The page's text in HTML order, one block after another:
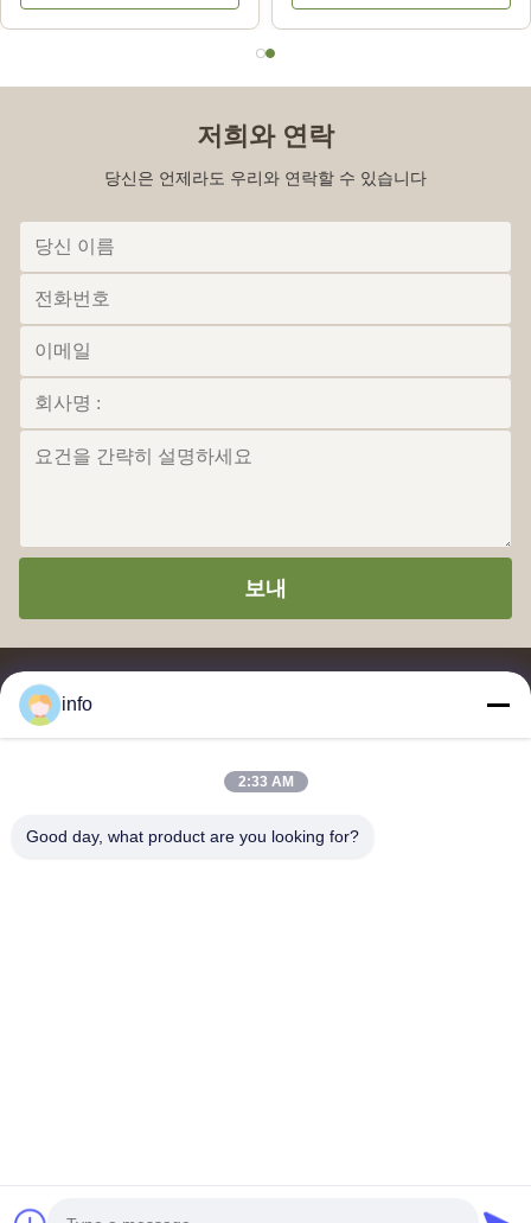
저희와 연락
당신은 언제라도 우리와 연락할 수 있습니다
보내
분말, 멜라민 식기류, 멜라민 식기류, 멜라민 플레이트, 멜라민 주방
Copyright © 2019-2026 Dongxin Melamine (Xiamen) Chemical Co., Ltd.. All Rights
info
2:33 AM
Good day, what product are you looking for?